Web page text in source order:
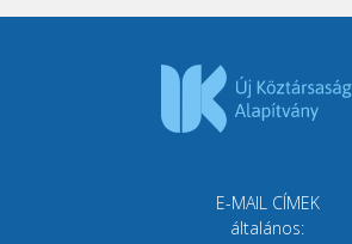
E-MAIL CÍMEK
általános: